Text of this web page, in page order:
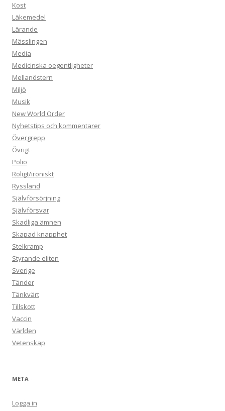
Kost
Läkemedel
Lärande
Mässlingen
Media
Medicinska oegentligheter
Mellanöstern
Miljö
Musik
New World Order
Nyhetstips och kommentarer
Övergrepp
Övrigt
Polio
Roligt/ironiskt
Ryssland
Självförsörjning
Självförsvar
Skadliga ämnen
Skapad knapphet
Stelkramp
Styrande eliten
Sverige
Tänder
Tänkvärt
Tillskott
Vaccin
Världen
Vetenskap
META
Logga in